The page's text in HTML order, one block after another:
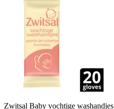
Zwitsal Baby vochtige washandjes